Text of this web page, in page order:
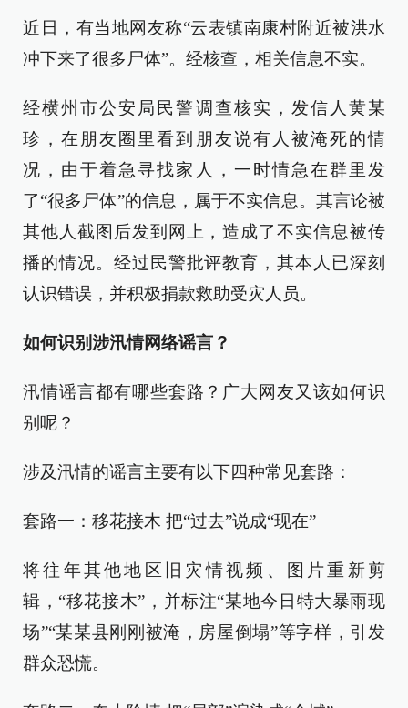
近日，有当地网友称“云表镇南康村附近被洪水
冲下来了很多尸体”。经核查，相关信息不实。
经横州市公安局民警调查核实，发信人黄某
珍，在朋友圈里看到朋友说有人被淹死的情
况，由于着急寻找家人，一时情急在群里发
了“很多尸体”的信息，属于不实信息。其言论被
其他人截图后发到网上，造成了不实信息被传
播的情况。经过民警批评教育，其本人已深刻
认识错误，并积极捐款救助受灾人员。
如何识别涉汛情网络谣言？
汛情谣言都有哪些套路？广大网友又该如何识
别呢？
涉及汛情的谣言主要有以下四种常见套路：
套路一：移花接木 把“过去”说成“现在”
将往年其他地区旧灾情视频、图片重新剪
辑，“移花接木”，并标注“某地今日特大暴雨现
场”“某某县刚刚被淹，房屋倒塌”等字样，引发
群众恐慌。